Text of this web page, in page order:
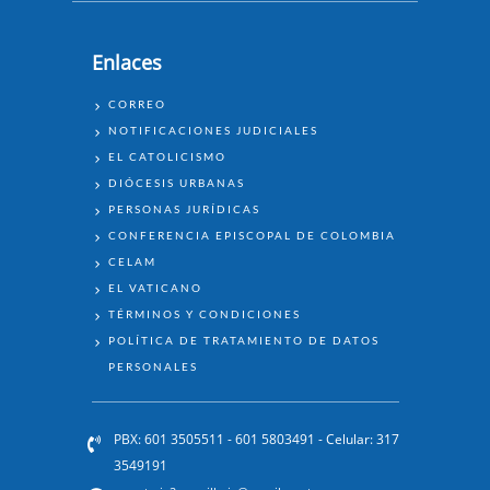
Enlaces
ENLACES
CORREO
NOTIFICACIONES JUDICIALES
EL CATOLICISMO
DIÓCESIS URBANAS
PERSONAS JURÍDICAS
CONFERENCIA EPISCOPAL DE COLOMBIA
CELAM
EL VATICANO
TÉRMINOS Y CONDICIONES
POLÍTICA DE TRATAMIENTO DE DATOS
PERSONALES
PBX: 601 3505511 - 601 5803491 - Celular: 317
3549191